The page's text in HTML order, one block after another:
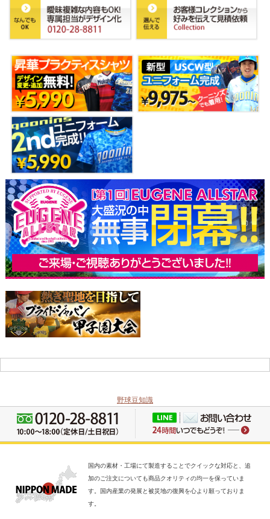
野球豆知識
国内の素材・工場にて製造することでクイックな対応と、追
加のご注文についても商品クオリティの均一を保っていま
す。国内産業の発展と被災地の復興を心より願っておりま
す。